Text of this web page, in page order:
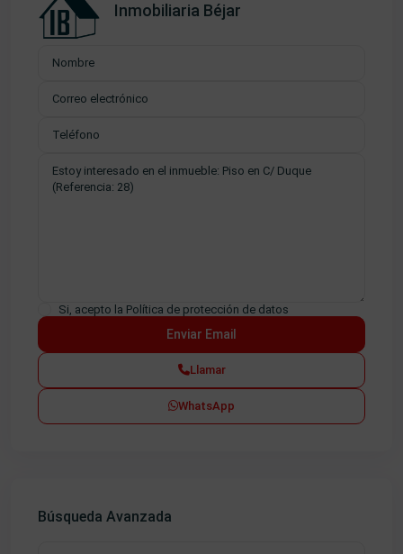
Inmobiliaria Béjar
Si, acepto la Política de protección de datos
Llamar
WhatsApp
Búsqueda Avanzada